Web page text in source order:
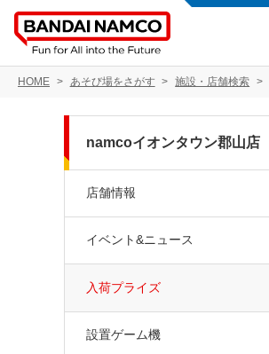
HOME あそび場をさがす 施設・店舗検索
namcoイオンタウン郡山店
店舗情報
イベント&ニュース
入荷プライズ
設置ゲーム機